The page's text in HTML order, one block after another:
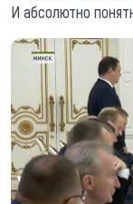
И абсолютно